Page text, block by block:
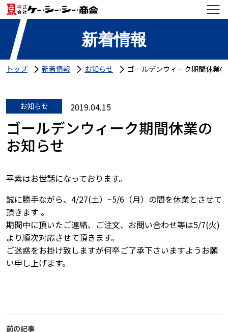
新着情報
トップ 新着情報 お知らせ ゴールデンウィーク期間休業
お知らせ 2019.04.15
ゴールデンウィーク期間休業の
お知らせ
平素はお世話になっております。
誠に勝手ながら、4/27(土）~5/6（月）の間を休業とさせて
頂きます 。
期間中に頂いたご連絡、ご注文、お問い合わせ等は5/7(火)
より順次対応させて頂きます。
ご迷惑をお掛け致しますが何卒ご了承下さいますようお願
い申し上げます。
前の記事